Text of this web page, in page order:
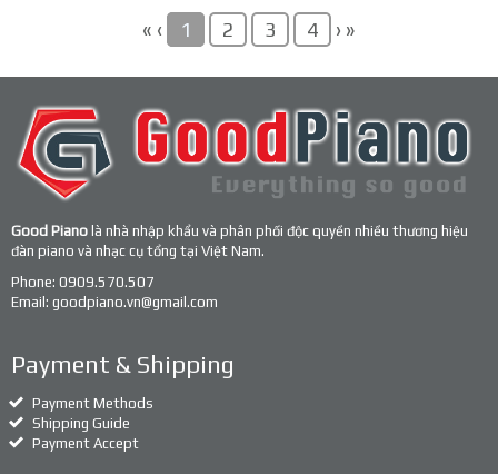
« ‹ 1 2 3 4 › »
Good Piano là nhà nhập khẩu và phân phối độc quyền nhiều thương hiệu
đàn piano và nhạc cụ tổng tại Việt Nam.
Phone: 0909.570.507
Email: goodpiano.vn@gmail.com
Payment & Shipping
Payment Methods
Shipping Guide
Payment Accept